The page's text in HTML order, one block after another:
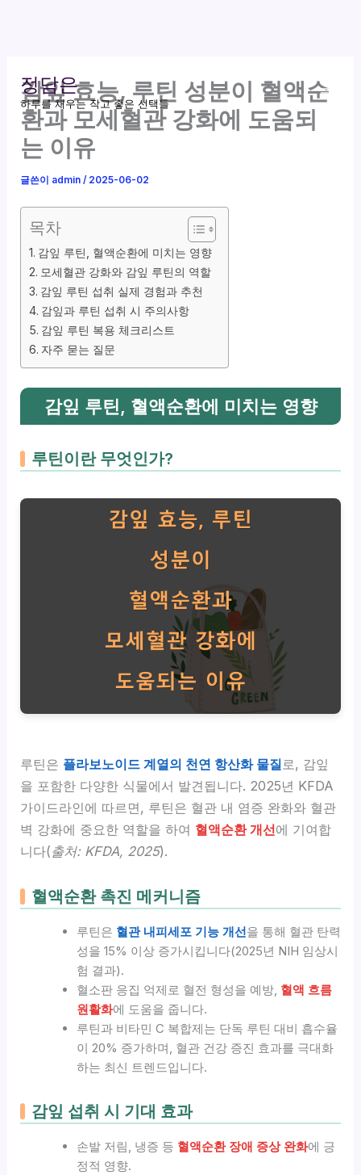
정담은
하루를 채우는 작고 좋은 선택들
감잎 효능, 루틴 성분이 혈액순
환과 모세혈관 강화에 도움되
는 이유
글쓴이 admin/ 2025-06-02
목차
감잎 루틴, 혈액순환에 미치는 영향
모세혈관 강화와 감잎 루틴의 역할
감잎 루틴 섭취 실제 경험과 추천
감잎과 루틴 섭취 시 주의사항
감잎 루틴 복용 체크리스트
자주 묻는 질문
감잎 루틴, 혈액순환에 미치는 영향
루틴이란 무엇인가?
루틴은 플라보노이드 계열의 천연 항산화 물질로, 감잎
을 포함한 다양한 식물에서 발견됩니다. 2025년 KFDA
가이드라인에 따르면, 루틴은 혈관 내 염증 완화와 혈관
벽 강화에 중요한 역할을 하여 혈액순환 개선에 기여합
니다(출처: KFDA, 2025).
혈액순환 촉진 메커니즘
루틴은 혈관 내피세포 기능 개선을 통해 혈관 탄력
성을 15% 이상 증가시킵니다(2025년 NIH 임상시
험 결과).
혈소판 응집 억제로 혈전 형성을 예방, 혈액 흐름
원활화에 도움을 줍니다.
루틴과 비타민 C 복합제는 단독 루틴 대비 흡수율
이 20% 증가하며, 혈관 건강 증진 효과를 극대화
하는 최신 트렌드입니다.
감잎 섭취 시 기대 효과
손발 저림, 냉증 등 혈액순환 장애 증상 완화에 긍
정적 영향.